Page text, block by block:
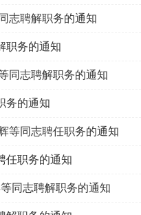
志聘解职务的通知
职务的通知
同志聘解职务的通知
务的通知
等同志聘任职务的通知
任职务的通知
同志聘解职务的通知